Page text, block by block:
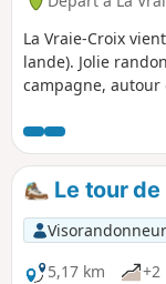
La Vraie-Croix
lande). Jolie
campagne, autour
Le tour
Visorandonneur
5,17 km
+2